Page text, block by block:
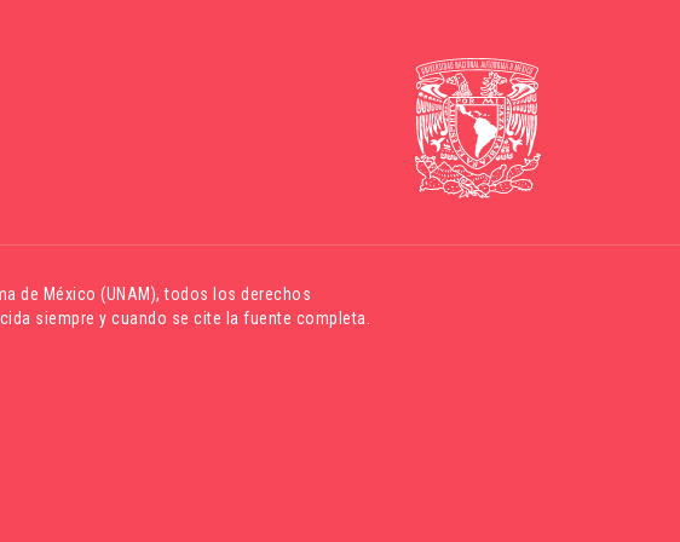
de México (UNAM), todos los derechos
siempre y cuando se cite la fuente completa.